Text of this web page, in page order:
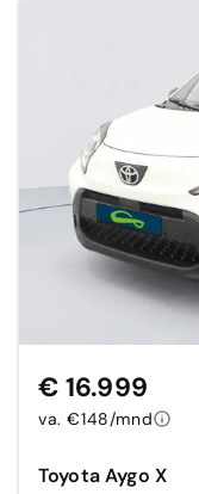
Toyota Aygo X
€ 16.999
va. €148/mnd